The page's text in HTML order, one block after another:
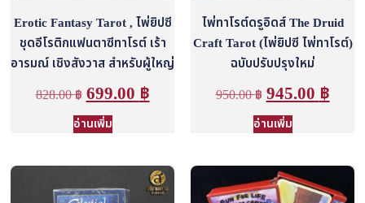
Erotic Fantasy Tarot , ไพ่ยิปซี
ชุดอีโรติกแฟนตาซีทาโรต์ เร้า
อารมณ์ เชิงสังวาส สำหรับผู้ใหญ่
828.00฿ 699.00 ฿
อ่านเพิ่ม
ไพ่ทาโรต์ดรูอิดส์ The Druid
Craft Tarot (ไพ่ยิปซี ไพ่ทาโรต์)
ฉบับปรับปรุงใหม่
950.00฿ 945.00 ฿
อ่านเพิ่ม